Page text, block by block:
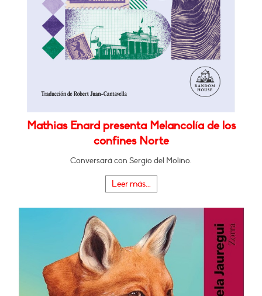
Mathias Enard presenta Melancolía de los
confines Norte
Conversará con Sergio del Molino.
Leer más...